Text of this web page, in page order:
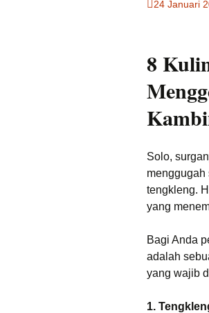
Tempat Makan Ideal
Tengkleng solo Bu Jito
Dlidir Klasik
Kuliner Malam Solo
Sego Gule 10K
24 Januari
8
Solo,
menggugah
tengkleng.
yang
Bagi Anda
adalah
yang wajib
1.